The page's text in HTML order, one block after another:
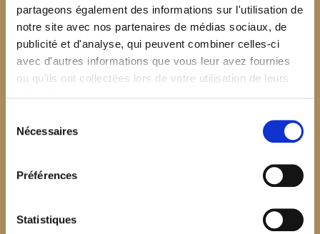
partageons également des informations sur l'utilisation de
notre site avec nos partenaires de médias sociaux, de
publicité et d'analyse, qui peuvent combiner celles-ci
avec d'autres informations que vous leur avez fournies
ou qu'ils ont collectées lors de votre utilisation de leurs
Nécessaires
Préférences
Statistiques